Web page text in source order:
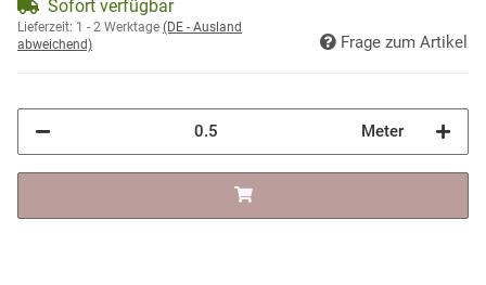
Sofort verfügbar
Lieferzeit: 1 - 2 Werktage (DE - Ausland
abweichend)
Frage zum Artikel
Meter